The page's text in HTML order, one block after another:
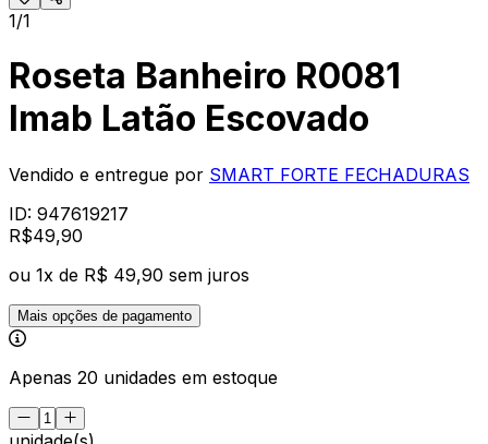
1/1
Roseta Banheiro R0081
Imab Latão Escovado
Vendido e entregue por SMART FORTE FECHADURAS
ID: 947619217
R$49,90
ou 1x de R$ 49,90 sem juros
Mais opções de pagamento
Apenas 20 unidades em estoque